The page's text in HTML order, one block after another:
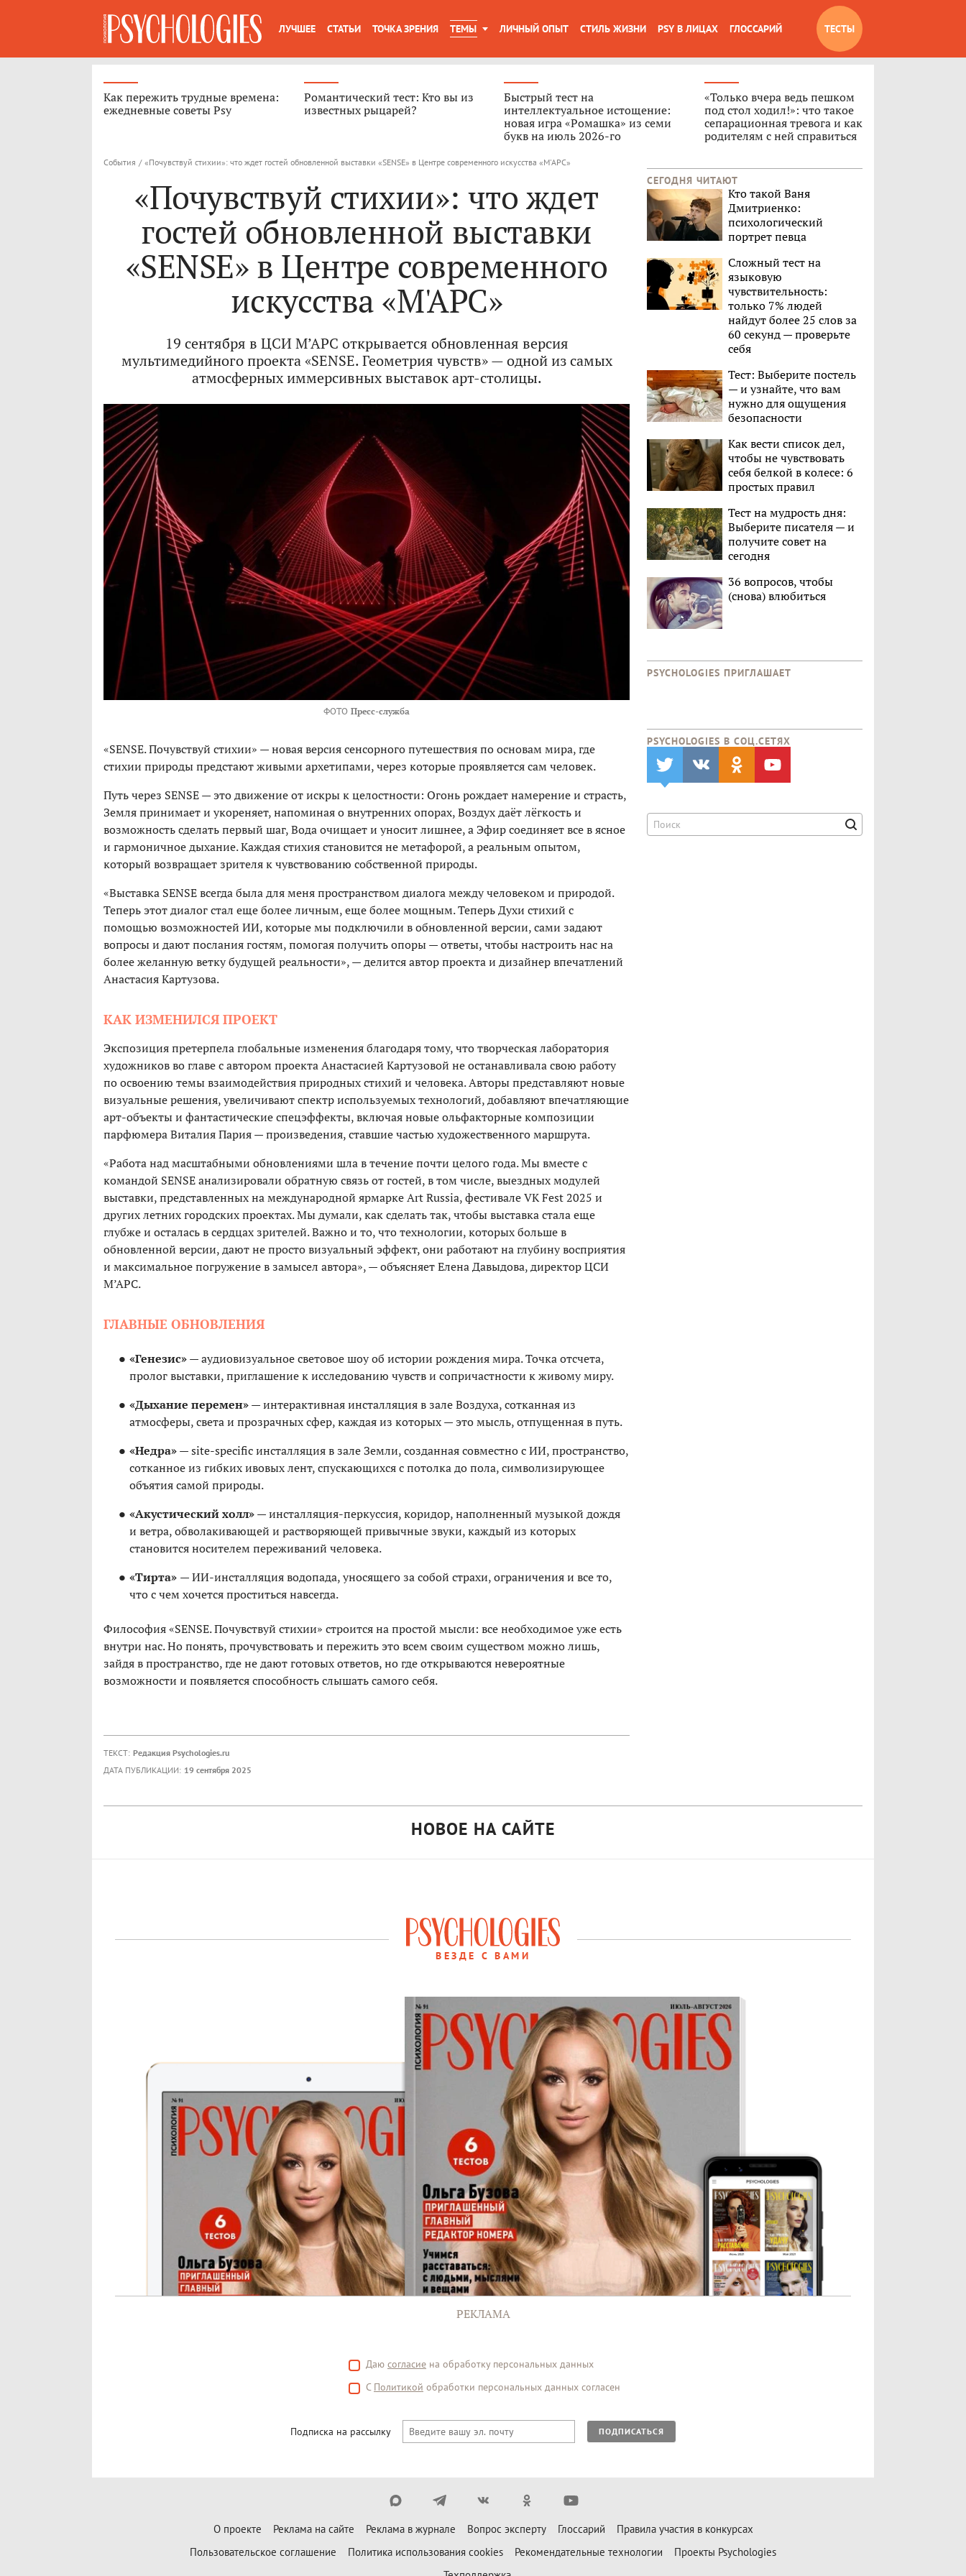
ЛУЧШЕЕ СТАТЬИ ТОЧКА ЗРЕНИЯ ТЕМЫ ЛИЧНЫЙ ОПЫТ СТИЛЬ ЖИЗНИ PSY В ЛИЦАХ ГЛОССАРИЙ ТЕСТЫ
Как пережить трудные времена:
ежедневные советы Psy
Романтический тест: Кто вы из
известных рыцарей?
Быстрый тест на
интеллектуальное истощение:
новая игра «Ромашка» из семи
букв на июль 2026-го
«Только вчера ведь пешком
под стол ходил!»: что такое
сепарационная тревога и как
родителям с ней справиться
События / «Почувствуй стихии»: что ждет гостей обновленной выставки «SENSE» в Центре современного искусства «М'АРС»
«Почувствуй стихии»: что ждет
гостей обновленной выставки
«SENSE» в Центре современного
искусства «М'АРС»
19 сентября в ЦСИ М’АРС открывается обновленная версия
мультимедийного проекта «SENSE. Геометрия чувств» — одной из самых
атмосферных иммерсивных выставок арт-столицы.
ФОТО Пресс-служба
«SENSE. Почувствуй стихии» — новая версия сенсорного путешествия по основам мира, где
стихии природы предстают живыми архетипами, через которые проявляется сам человек.
Путь через SENSE — это движение от искры к целостности: Огонь рождает намерение и страсть,
Земля принимает и укореняет, напоминая о внутренних опорах, Воздух даёт лёгкость и
возможность сделать первый шаг, Вода очищает и уносит лишнее, а Эфир соединяет все в ясное
и гармоничное дыхание. Каждая стихия становится не метафорой, а реальным опытом,
который возвращает зрителя к чувствованию собственной природы.
«Выставка SENSE всегда была для меня пространством диалога между человеком и природой.
Теперь этот диалог стал еще более личным, еще более мощным. Теперь Духи стихий с
помощью возможностей ИИ, которые мы подключили в обновленной версии, сами задают
вопросы и дают послания гостям, помогая получить опоры — ответы, чтобы настроить нас на
более желанную ветку будущей реальности», — делится автор проекта и дизайнер впечатлений
Анастасия Картузова.
КАК ИЗМЕНИЛСЯ ПРОЕКТ
Экспозиция претерпела глобальные изменения благодаря тому, что творческая лаборатория
художников во главе с автором проекта Анастасией Картузовой не останавливала свою работу
по освоению темы взаимодействия природных стихий и человека. Авторы представляют новые
визуальные решения, увеличивают спектр используемых технологий, добавляют впечатляющие
арт-объекты и фантастические спецэффекты, включая новые ольфакторные композиции
парфюмера Виталия Пария — произведения, ставшие частью художественного маршрута.
«Работа над масштабными обновлениями шла в течение почти целого года. Мы вместе с
командой SENSE анализировали обратную связь от гостей, в том числе, выездных модулей
выставки, представленных на международной ярмарке Art Russia, фестивале VK Fest 2025 и
других летних городских проектах. Мы думали, как сделать так, чтобы выставка стала еще
глубже и осталась в сердцах зрителей. Важно и то, что технологии, которых больше в
обновленной версии, дают не просто визуальный эффект, они работают на глубину восприятия
и максимальное погружение в замысел автора», — объясняет Елена Давыдова, директор ЦСИ
М’АРС.
ГЛАВНЫЕ ОБНОВЛЕНИЯ
«Генезис»— аудиовизуальное световое шоу об истории рождения мира. Точка отсчета,
пролог выставки, приглашение к исследованию чувств и сопричастности к живому миру.
«Дыхание перемен»— интерактивная инсталляция в зале Воздуха, сотканная из
атмосферы, света и прозрачных сфер, каждая из которых — это мысль, отпущенная в путь.
«Недра»— site-specific инсталляция в зале Земли, созданная совместно с ИИ, пространство,
сотканное из гибких ивовых лент, спускающихся с потолка до пола, символизирующее
объятия самой природы.
«Акустический холл»— инсталляция-перкуссия, коридор, наполненный музыкой дождя
и ветра, обволакивающей и растворяющей привычные звуки, каждый из которых
становится носителем переживаний человека.
«Тирта» — ИИ-инсталляция водопада, уносящего за собой страхи, ограничения и все то,
что с чем хочется проститься навсегда.
Философия «SENSE. Почувствуй стихии» строится на простой мысли: все необходимое уже есть
внутри нас. Но понять, прочувствовать и пережить это всем своим существом можно лишь,
зайдя в пространство, где не дают готовых ответов, но где открываются невероятные
возможности и появляется способность слышать самого себя.
ТЕКСТ: Редакция Psychologies.ru
ДАТА ПУБЛИКАЦИИ: 19 сентября 2025
СЕГОДНЯ ЧИТАЮТ
Кто такой Ваня
Дмитриенко:
психологический
портрет певца
Сложный тест на
языковую
чувствительность:
только 7% людей
найдут более 25 слов за
60 секунд — проверьте
себя
Тест: Выберите постель
— и узнайте, что вам
нужно для ощущения
безопасности
Как вести список дел,
чтобы не чувствовать
себя белкой в колесе: 6
простых правил
Тест на мудрость дня:
Выберите писателя — и
получите совет на
сегодня
36 вопросов, чтобы
(снова) влюбиться
PSYCHOLOGIES ПРИГЛАШАЕТ
PSYCHOLOGIES В CОЦ.СЕТЯХ
НОВОЕ НА САЙТЕ
ВЕЗДЕ С ВАМИ
РЕКЛАМА
Даю согласие на обработку персональных данных
С Политикой обработки персональных данных согласен
Подписка на рассылку ПОДПИСАТЬСЯ
О проекте Реклама на сайте Реклама в журнале Вопрос эксперту Глоссарий
Правила участия в конкурсах
Пользовательское соглашение
Политика использования cookies Рекомендательные технологии
Проекты Psychologies